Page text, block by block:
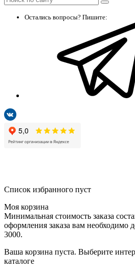
Остались вопросы? Пишите:
Список избранного пуст
Моя корзина
Минимальная стоимость заказа
оформления заказа вам необходимо
3000.
Ваша корзина пуста. Выберите
каталоге